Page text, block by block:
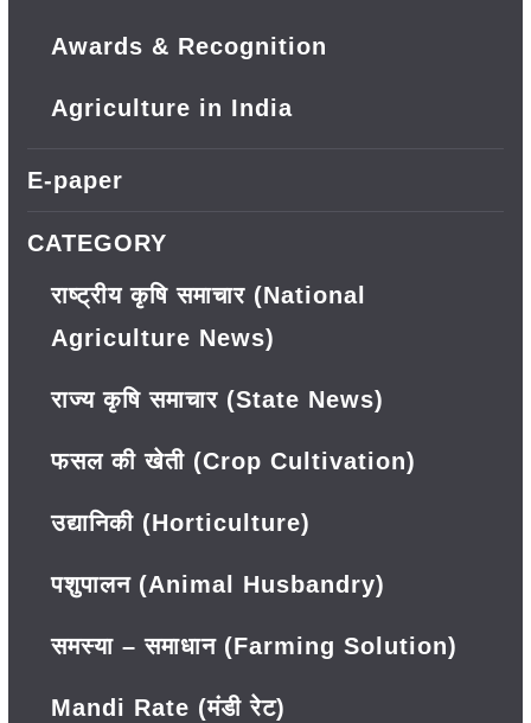
Awards & Recognition
Agriculture in India
E-paper
CATEGORY
राष्ट्रीय कृषि समाचार (National
Agriculture News)
राज्य कृषि समाचार (State News)
फसल की खेती (Crop Cultivation)
उद्यानिकी (Horticulture)
पशुपालन (Animal Husbandry)
समस्या – समाधान (Farming Solution)
Mandi Rate (मंडी रेट)